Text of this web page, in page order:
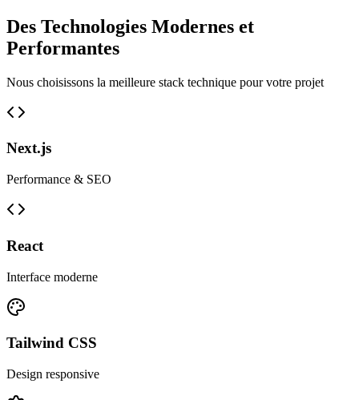
Des Technologies Modernes et
Performantes
Nous choisissons la meilleure stack technique pour votre projet
Next.js
Performance & SEO
React
Interface moderne
Tailwind CSS
Design responsive